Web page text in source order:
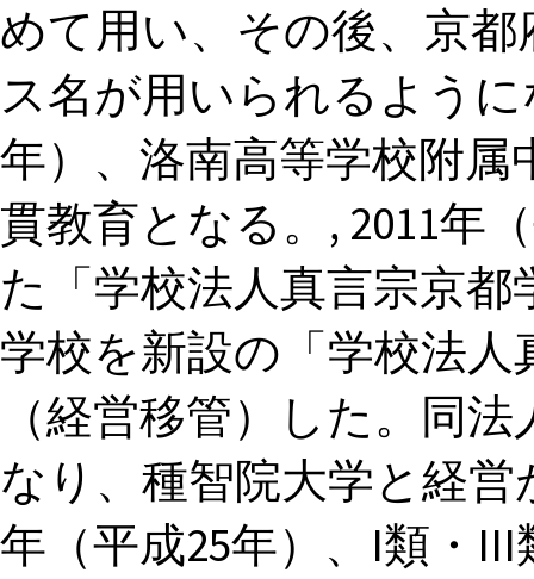
めて用い、その後、京
ス名が用いられるように
年）、洛南高等学校附属
貫教育となる。, 2011年
た「学校法人真言宗京
学校を新設の「学校法
（経営移管）した。同
なり、種智院大学と経営
年（平成25年）、I類・